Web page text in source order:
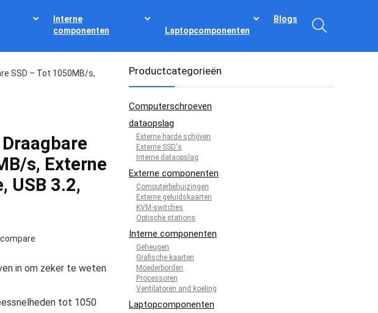
Interne
componenten
Laptopcomponenten
Blogs
SSD – Tot 1050MB/s,
s, Externe
USB 3.2,
in om zeker te weten
tot 1050
Productcategorieën
Computerschroeven
dataopslag
Externe harde schijven
Externe SSD's
Interne dataopslag
Externe componenten
Computerbehuizingen
Externe geluidskaarten
KVM-switches
Optische stations
Interne componenten
Geheugen
Grafische kaarten
Moederborden
Processoren
Ventilatoren and koeling
Laptopcomponenten